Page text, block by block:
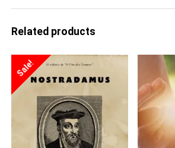
Related products
Sale!